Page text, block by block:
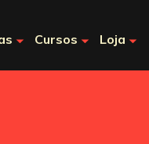
Cursos Loja